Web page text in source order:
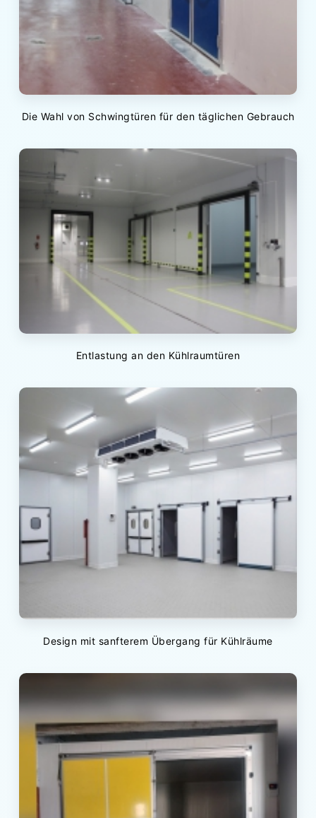
Die Wahl von Schwingtüren für den täglichen Gebrauch
Entlastung an den Kühlraumtüren
Design mit sanfterem Übergang für Kühlräume